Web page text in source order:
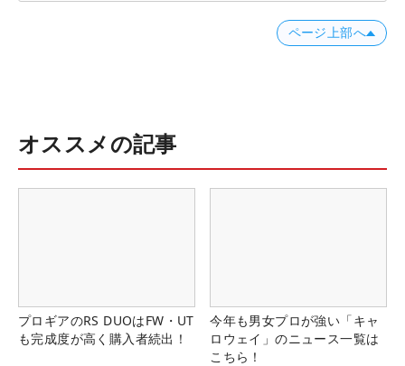
ページ上部へ
オススメの記事
プロギアのRS DUOはFW・UT
も完成度が高く購入者続出！
今年も男女プロが強い「キャ
ロウェイ」のニュース一覧は
こちら！